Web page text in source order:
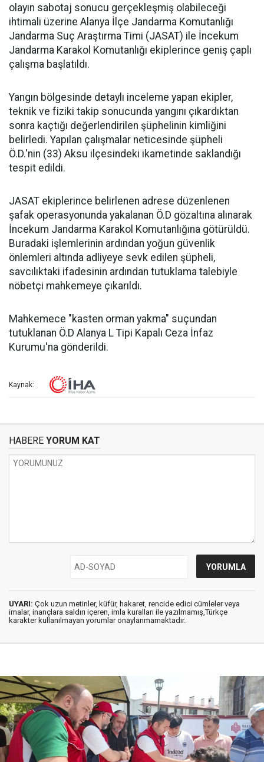
olayın sabotaj sonucu gerçekleşmiş olabileceği
ihtimali üzerine Alanya İlçe Jandarma Komutanlığı
Jandarma Suç Araştırma Timi (JASAT) ile İncekum
Jandarma Karakol Komutanlığı ekiplerince geniş çaplı
çalışma başlatıldı.
Yangın bölgesinde detaylı inceleme yapan ekipler,
teknik ve fiziki takip sonucunda yangını çıkardıktan
sonra kaçtığı değerlendirilen şüphelinin kimliğini
belirledi. Yapılan çalışmalar neticesinde şüpheli
Ö.D.'nin (33) Aksu ilçesindeki ikametinde saklandığı
tespit edildi.
JASAT ekiplerince belirlenen adrese düzenlenen
şafak operasyonunda yakalanan Ö.D gözaltına alınarak
İncekum Jandarma Karakol Komutanlığına götürüldü.
Buradaki işlemlerinin ardından yoğun güvenlik
önlemleri altında adliyeye sevk edilen şüpheli,
savcılıktaki ifadesinin ardından tutuklama talebiyle
nöbetçi mahkemeye çıkarıldı.
Mahkemece "kasten orman yakma" suçundan
tutuklanan Ö.D Alanya L Tipi Kapalı Ceza İnfaz
Kurumu'na gönderildi.
Kaynak:
HABERE YORUM KAT
UYARI: Çok uzun metinler, küfür, hakaret, rencide edici cümleler veya
imalar, inançlara saldırı içeren, imla kuralları ile yazılmamış,Türkçe
karakter kullanılmayan yorumlar onaylanmamaktadır.